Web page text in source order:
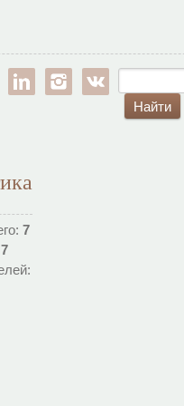
pl
linkedin instagram
7
7